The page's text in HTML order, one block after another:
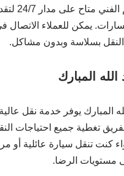
فريق
يمكن للعملاء
بسلاسة وبدون مشاكل.
المبارك
المبارك يوفر خدمة نقل عالية
تغطية جميع احتياجات
كنت تنقل سيارة عائلية أو
مستويات الرضا.